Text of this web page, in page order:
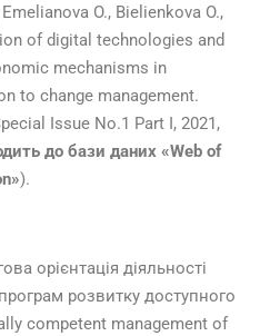
Emelianova O., Bielienkova O.,
of digital technologies and
mechanisms in
to change management.
Issue No.1 Part I, 2021,
до бази даних «Web of
).
орієнтація діяльності
програм розвитку доступного
competent management of